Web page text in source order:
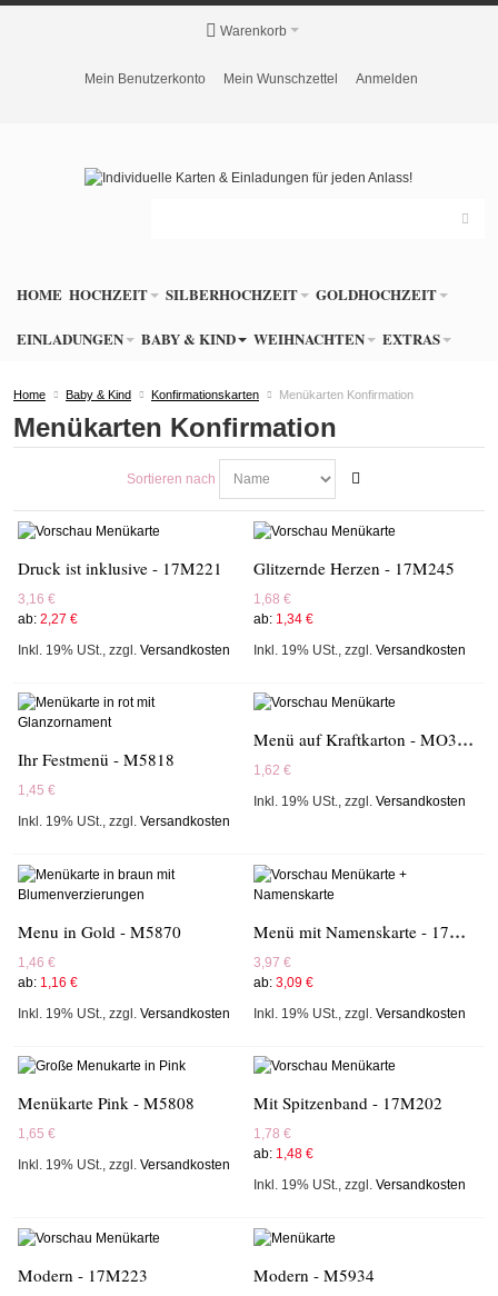
Warenkorb
Mein Benutzerkonto Mein Wunschzettel Anmelden
HOME HOCHZEIT SILBERHOCHZEIT GOLDHOCHZEIT
EINLADUNGEN BABY & KIND WEIHNACHTEN EXTRAS
Home Baby & Kind Konfirmationskarten Menükarten Konfirmation
Menükarten Konfirmation
Sortieren nach
Druck ist inklusive - 17M221
3,16 €
ab: 2,27 €
Inkl. 19% USt.,zzgl.Versandkosten
Glitzernde Herzen - 17M245
1,68 €
ab: 1,34 €
Inkl. 19% USt.,zzgl.Versandkosten
Ihr Festmenü - M5818
1,45 €
Inkl. 19% USt.,zzgl.Versandkosten
Menü auf Kraftkarton - MO3001M
1,62 €
Inkl. 19% USt.,zzgl.Versandkosten
Menu in Gold - M5870
1,46 €
ab: 1,16 €
Inkl. 19% USt.,zzgl.Versandkosten
Menü mit Namenskarte - 17M246
3,97 €
ab: 3,09 €
Inkl. 19% USt.,zzgl.Versandkosten
Menükarte Pink - M5808
1,65 €
Inkl. 19% USt.,zzgl.Versandkosten
Mit Spitzenband - 17M202
1,78 €
ab: 1,48 €
Inkl. 19% USt.,zzgl.Versandkosten
Modern - 17M223 Modern - M5934